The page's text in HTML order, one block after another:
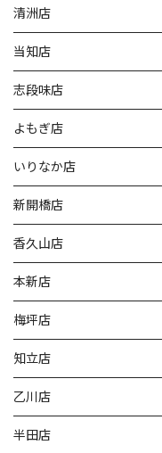
清洲店
当知店
志段味店
よもぎ店
いりなか店
新開橋店
香久山店
本新店
梅坪店
知立店
乙川店
半田店